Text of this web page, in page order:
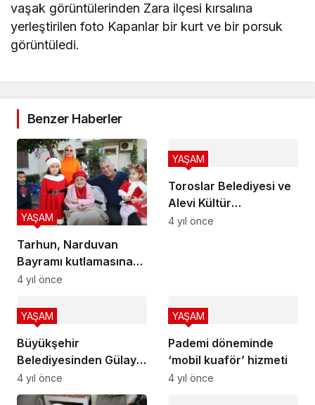
vaşak görüntülerinden Zara ilçesi kırsalına
yerleştirilen foto Kapanlar bir kurt ve bir porsuk
görüntüledi.
Benzer Haberler
Tarhun, Narduvan
Bayramı kutlamasına
katıldı
YAŞAM
4 yıl önce
Toroslar Belediyesi ve
Alevi Kültür
Derneklerinden
YAŞAM
4 yıl önce
Büyükşehir
Belediyesinden Gülay
teyzeye yardım eli
YAŞAM
4 yıl önce
Pademi döneminde
‘mobil kuaför’ hizmeti
YAŞAM
4 yıl önce